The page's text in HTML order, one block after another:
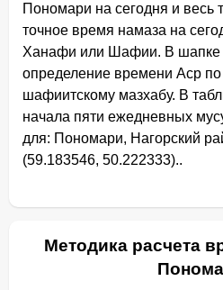
Пономари на сегодня и весь
точное время намаза на
Ханафи или Шафии. В шапке
определение времени Аср
шафиитскому мазхабу. В
начала пяти ежедневных
для: Пономари, Нагорский
(59.183546, 50.222333)..
Методика расчета